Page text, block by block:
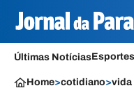
Últimas NotíciasEsportes
Home>cotidiano>vida